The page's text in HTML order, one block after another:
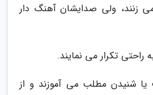
زنند، ولی صدایشان آهنگ دار
یا شنیدن مطلب می آموزند و از